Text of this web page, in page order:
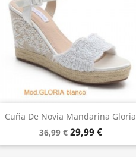
Cuña De Novia Mandarina Gloria
36,99 € 29,99 €
Vista rápida